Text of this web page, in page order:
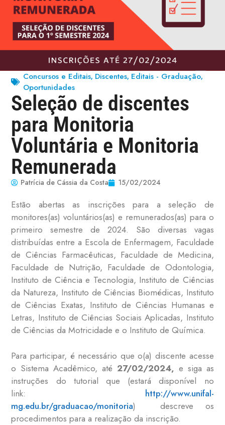
Concursos e Editais, Discentes, Editais - Graduação,
Oportunidades
Seleção de discentes
para Monitoria
Voluntária e Monitoria
Remunerada
Patrícia de Cássia da Costa 15/02/2024
Estão abertas as inscrições para a seleção de
monitores(as) voluntários(as) e remunerados(as) para o
primeiro semestre de 2024. São diversas vagas
distribuídas entre a Escola de Enfermagem, Faculdade
de Ciências Farmacêuticas, Faculdade de Medicina,
Faculdade de Nutrição, Faculdade de Odontologia,
Instituto de Ciência e Tecnologia, Instituto de Ciências
da Natureza, Instituto de Ciências Biomédicas, Instituto
de Ciências Exatas, Instituto de Ciências Humanas e
Letras, Instituto de Ciências Sociais Aplicadas, Instituto
de Ciências da Motricidade e o Instituto de Química.
Para participar, é necessário que o(a) discente acesse
o Sistema Acadêmico, até 27/02/2024, e siga as
instruções do tutorial que (estará disponível no
link: http://www.unifal-
mg.edu.br/graduacao/monitoria) descreve os
procedimentos para a realização da inscrição.